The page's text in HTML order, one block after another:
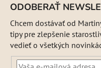
ODOBERAŤ
Chcem dostávať od
tipy pre zlepšenie
vedieť o všetkých